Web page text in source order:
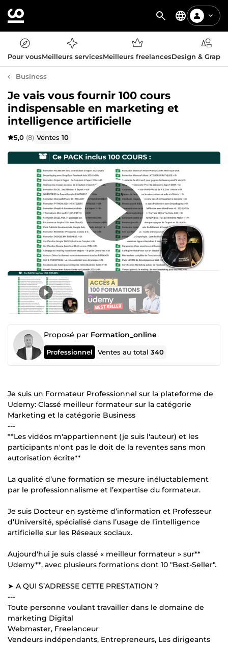
Pour vousMeilleurs servicesMeilleurs freelancesDesign &
Business
Je vais vous fournir 100 cours
indispensable en marketing et
intelligence artificielle
5,0 (8) Ventes10
Proposé par Formation_online
Professionnel Ventes au total340
Je suis un Formateur Professionnel sur la plateforme de
Udemy: Classé meilleur formateur sur la catégorie
Marketing et la catégorie Business
---
**Les vidéos m'appartiennent (je suis l'auteur) et les
participants n'ont pas le doit de la reventes sans mon
autorisation écrite**
La qualité d’une formation se mesure inéluctablement
par le professionnalisme et l’expertise du formateur.
Je suis Docteur en système d’information et Professeur
d’Université, spécialisé dans l’usage de l’intelligence
artificielle sur les Réseaux sociaux.
Aujourd'hui je suis classé « meilleur formateur » sur**
Udemy**, avec plusieurs formations dont 10 "Best-Seller".
➤ A QUI S’ADRESSE CETTE PRESTATION ?
---
Toute personne voulant travailler dans le domaine de
marketing Digital
Webmaster, Freelanceur
Vendeurs indépendants, Entrepreneurs, Les dirigeants